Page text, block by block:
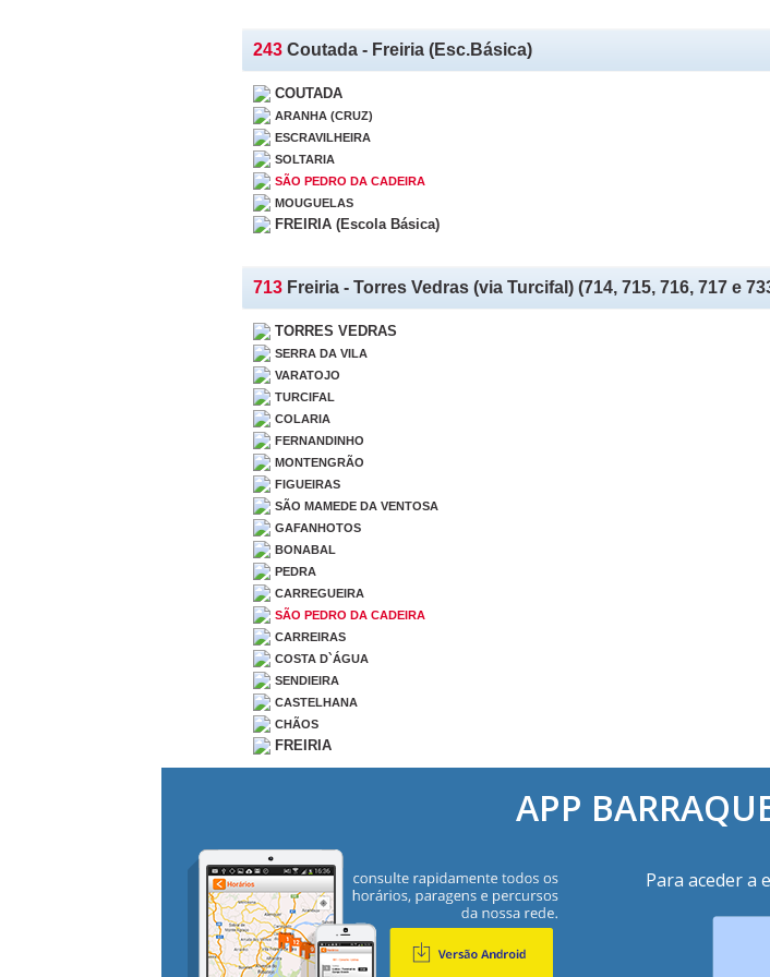
243 Coutada - Freiria (Esc.Básica)
COUTADA
ARANHA (CRUZ)
ESCRAVILHEIRA
SOLTARIA
SÃO PEDRO DA CADEIRA
MOUGUELAS
FREIRIA (Escola Básica)
713 Freiria - Torres Vedras (via Turcifal) (714, 715, 716, 717 e
TORRES VEDRAS
SERRA DA VILA
VARATOJO
TURCIFAL
COLARIA
FERNANDINHO
MONTENGRÃO
FIGUEIRAS
SÃO MAMEDE DA VENTOSA
GAFANHOTOS
BONABAL
PEDRA
CARREGUEIRA
SÃO PEDRO DA CADEIRA
CARREIRAS
COSTA D`ÁGUA
SENDIEIRA
CASTELHANA
CHÃOS
FREIRIA
APP
Para aceder a